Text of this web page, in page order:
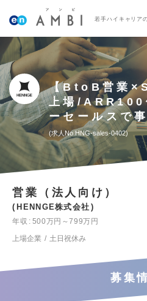
若手ハイキャリア
【BtoB営業
上場/ARR100
ーセールスで
求人No.HNG-sales-0402
営業（法人向け）
HENNGE株式会社
年収
500万円～799万円
上場企業
土日祝休み
募集